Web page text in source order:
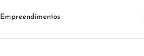
Empreendimentos